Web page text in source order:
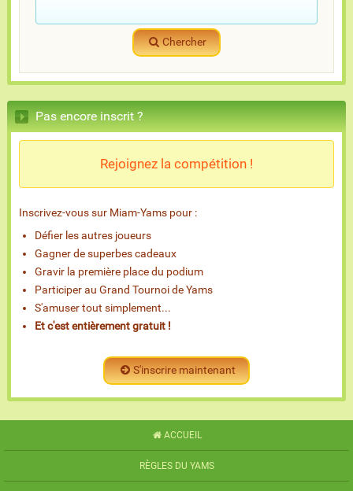
Chercher
Pas encore inscrit ?
Rejoignez la compétition !
Inscrivez-vous sur Miam-Yams pour :
Défier les autres joueurs
Gagner de superbes cadeaux
Gravir la première place du podium
Participer au Grand Tournoi de Yams
S'amuser tout simplement...
Et c'est entièrement gratuit !
S'inscrire maintenant
ACCUEIL
RÈGLES DU YAMS